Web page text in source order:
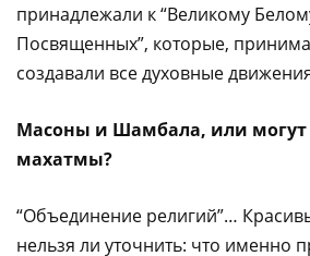
принадлежали к “Великому
Посвященных”, которые,
создавали все духовные
Масоны и Шамбала, или могут
махатмы?
“Объединение религий”…
нельзя ли уточнить: что именно